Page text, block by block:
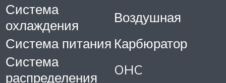
Система
охлаждения
Воздушная
Система питания Карбюратор
Система
распределения
OHC